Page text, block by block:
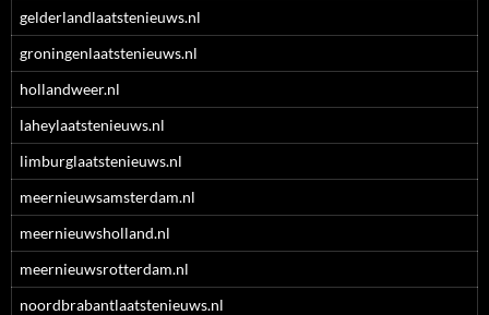
gelderlandlaatstenieuws.nl
groningenlaatstenieuws.nl
hollandweer.nl
laheylaatstenieuws.nl
limburglaatstenieuws.nl
meernieuwsamsterdam.nl
meernieuwsholland.nl
meernieuwsrotterdam.nl
noordbrabantlaatstenieuws.nl